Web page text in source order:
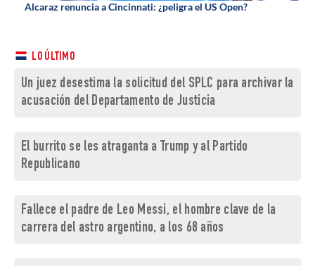
Alcaraz renuncia a Cincinnati: ¿peligra el US Open?
LO ÚLTIMO
Un juez desestima la solicitud del SPLC para archivar la
acusación del Departamento de Justicia
El burrito se les atraganta a Trump y al Partido
Republicano
Fallece el padre de Leo Messi, el hombre clave de la
carrera del astro argentino, a los 68 años